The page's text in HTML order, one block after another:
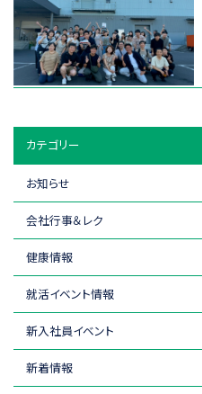
カテゴリー
お知らせ
会社行事＆レク
健康情報
就活イベント情報
新入社員イベント
新着情報